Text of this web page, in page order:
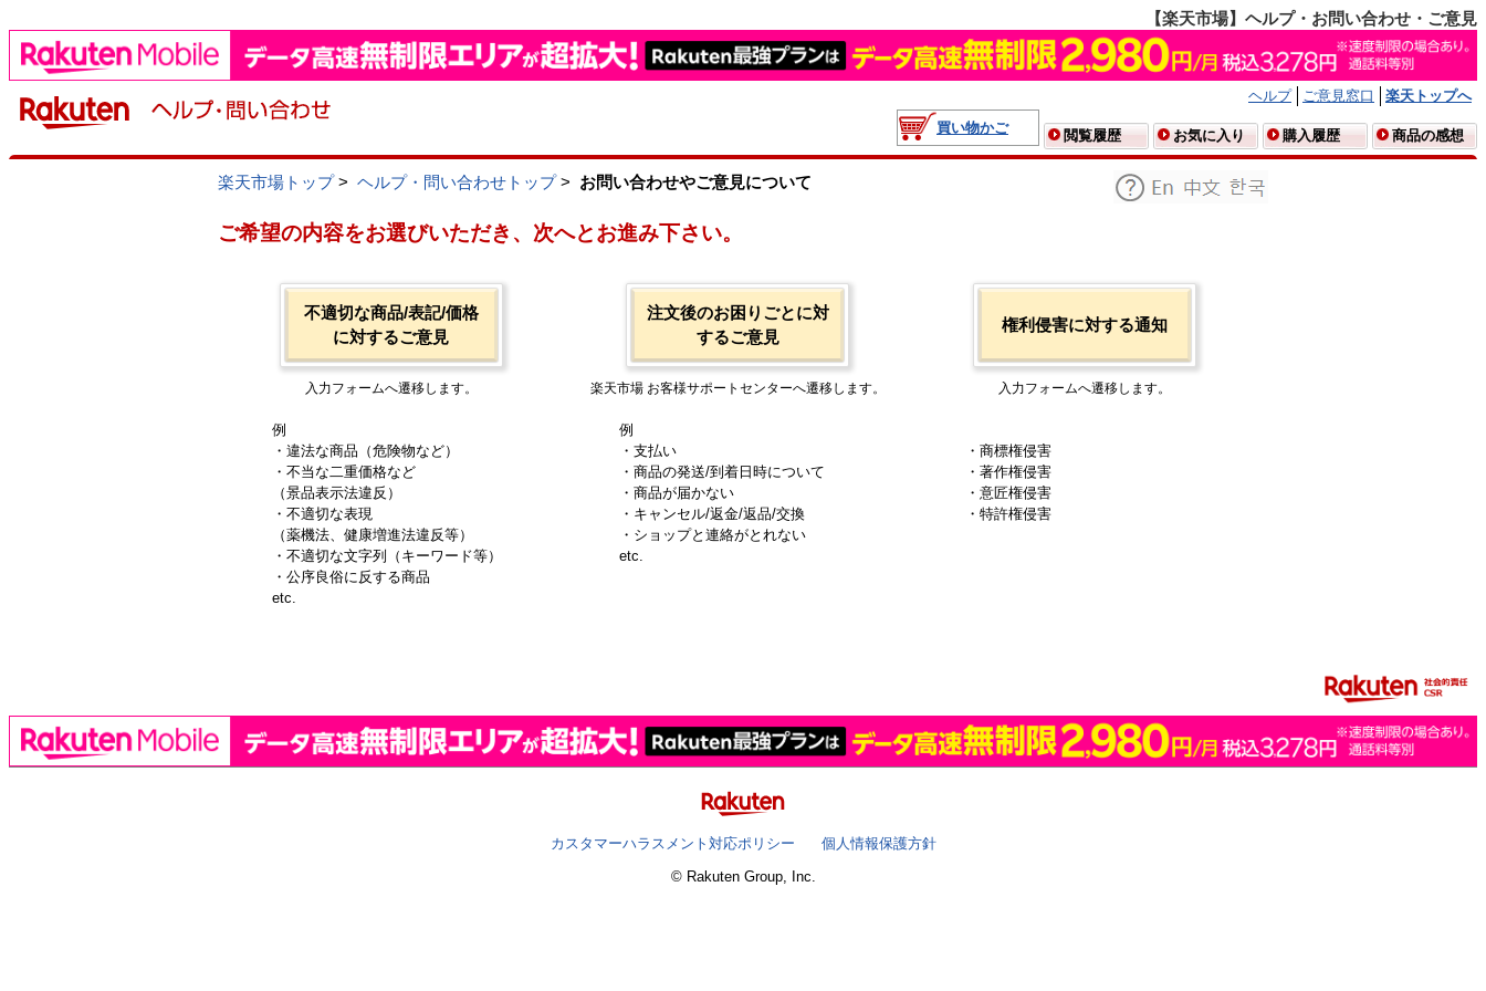
【楽天市場】ヘルプ・お問い合わせ・ご意見
ヘルプ ご意見窓口
楽天トップへ
買い物かご
閲覧履歴 お気に入り 購入履歴 商品の感想
楽天市場トップ> ヘルプ・問い合わせトップ> お問い合わせやご意見について
ご希望の内容をお選びいただき、次へとお進み下さい。
不適切な商品/表記/価格
に対するご意見
入力フォームへ遷移します。
例
・違法な商品（危険物など）
・不当な二重価格など
（景品表示法違反）
・不適切な表現
（薬機法、健康増進法違反等）
・不適切な文字列（キーワード等）
・公序良俗に反する商品
etc.
注文後のお困りごとに対
するご意見
楽天市場 お客様サポートセンターへ遷移します。
例
・支払い
・商品の発送/到着日時について
・商品が届かない
・キャンセル/返金/返品/交換
・ショップと連絡がとれない
etc.
権利侵害に対する通知
入力フォームへ遷移します。
・商標権侵害
・著作権侵害
・意匠権侵害
・特許権侵害
カスタマーハラスメント対応ポリシー
個人情報保護方針
© Rakuten Group, Inc.